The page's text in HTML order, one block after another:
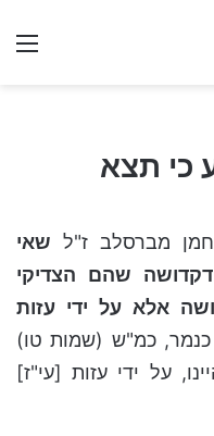
כי תצא
מברסלב ז"ל שאי
שהם הצדיקי
אלא על ידי עזות
כנמר, כמ"ש (שמות טו)
על ידי עזות [עי"ז]